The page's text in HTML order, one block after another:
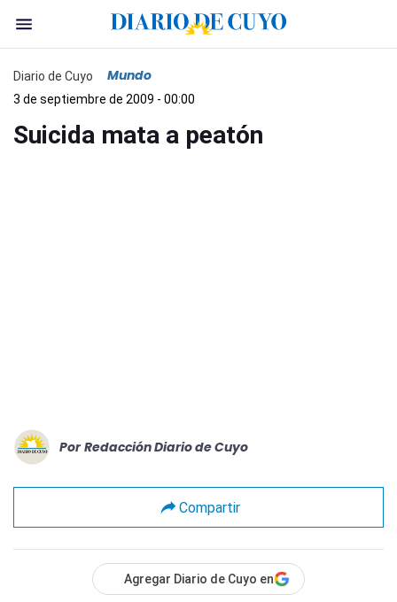
Diario de Cuyo Mundo
3 de septiembre de 2009 - 00:00
Suicida mata a peatón
Por Redacción Diario de Cuyo
Compartir
Agregar Diario de Cuyo en